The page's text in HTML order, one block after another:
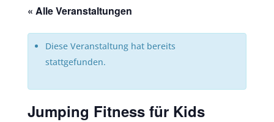
« Alle Veranstaltungen
Diese Veranstaltung hat bereits
stattgefunden.
Jumping Fitness für Kids